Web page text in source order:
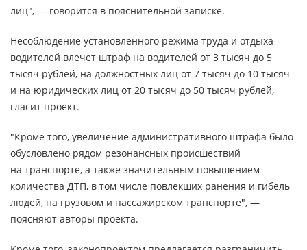
лиц", — говорится в пояснительной записке.
Несоблюдение установленного режима труда и отдыха
водителей влечет штраф на водителей от 3 тысяч до 5
тысяч рублей, на должностных лиц от 7 тысяч до 10 тысяч
и на юридических лиц от 20 тысяч до 50 тысяч рублей,
гласит проект.
"Кроме того, увеличение административного штрафа было
обусловлено рядом резонансных происшествий
на транспорте, а также значительным повышением
количества ДТП, в том числе повлекших ранения и гибель
людей, на грузовом и пассажирском транспорте", —
поясняют авторы проекта.